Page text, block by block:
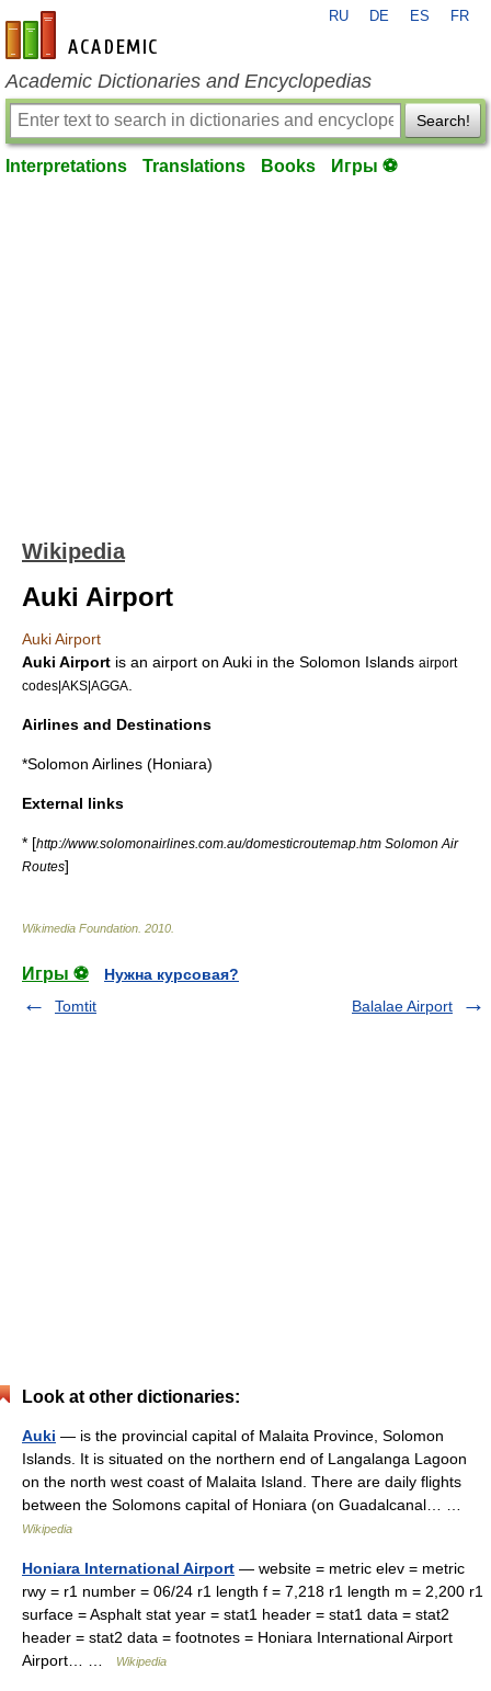
en-academic.com
RU DE ES FR
Academic Dictionaries and Encyclopedias
Search!
Interpretations Translations Books Игры ⚽
Wikipedia
Auki Airport
Auki Airport
Auki Airport is an airport on Auki in the Solomon Islands airport
codes|AKS|AGGA
Airlines and Destinations
*Solomon Airlines (Honiara)
External links
* [http://www.solomonairlines.com.au/domesticroutemap.htm Solomon Air
Routes]
Wikimedia Foundation 2010
Игры ⚽
Нужна курсовая?
Tomtit
Balalae Airport
Look at other dictionaries:
Auki — is the provincial capital of Malaita Province, Solomon
Islands. It is situated on the northern end of Langalanga Lagoon
on the north west coast of Malaita Island. There are daily flights
between the Solomons capital of Honiara (on Guadalcanal… …
Wikipedia
Honiara International Airport — website = metric elev = metric
rwy = r1 number = 06/24 r1 length f = 7,218 r1 length m = 2,200 r1
surface = Asphalt stat year = stat1 header = stat1 data = stat2
header = stat2 data = footnotes = Honiara International Airport
Airport… …
Wikipedia